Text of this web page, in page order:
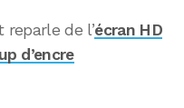
reparle de l’écran HD
d’encre